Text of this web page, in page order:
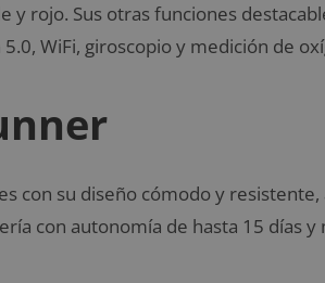
y rojo. Sus otras funciones
WiFi, giroscopio y medición de
con su diseño cómodo y resistente,
con autonomía de hasta 15 días y